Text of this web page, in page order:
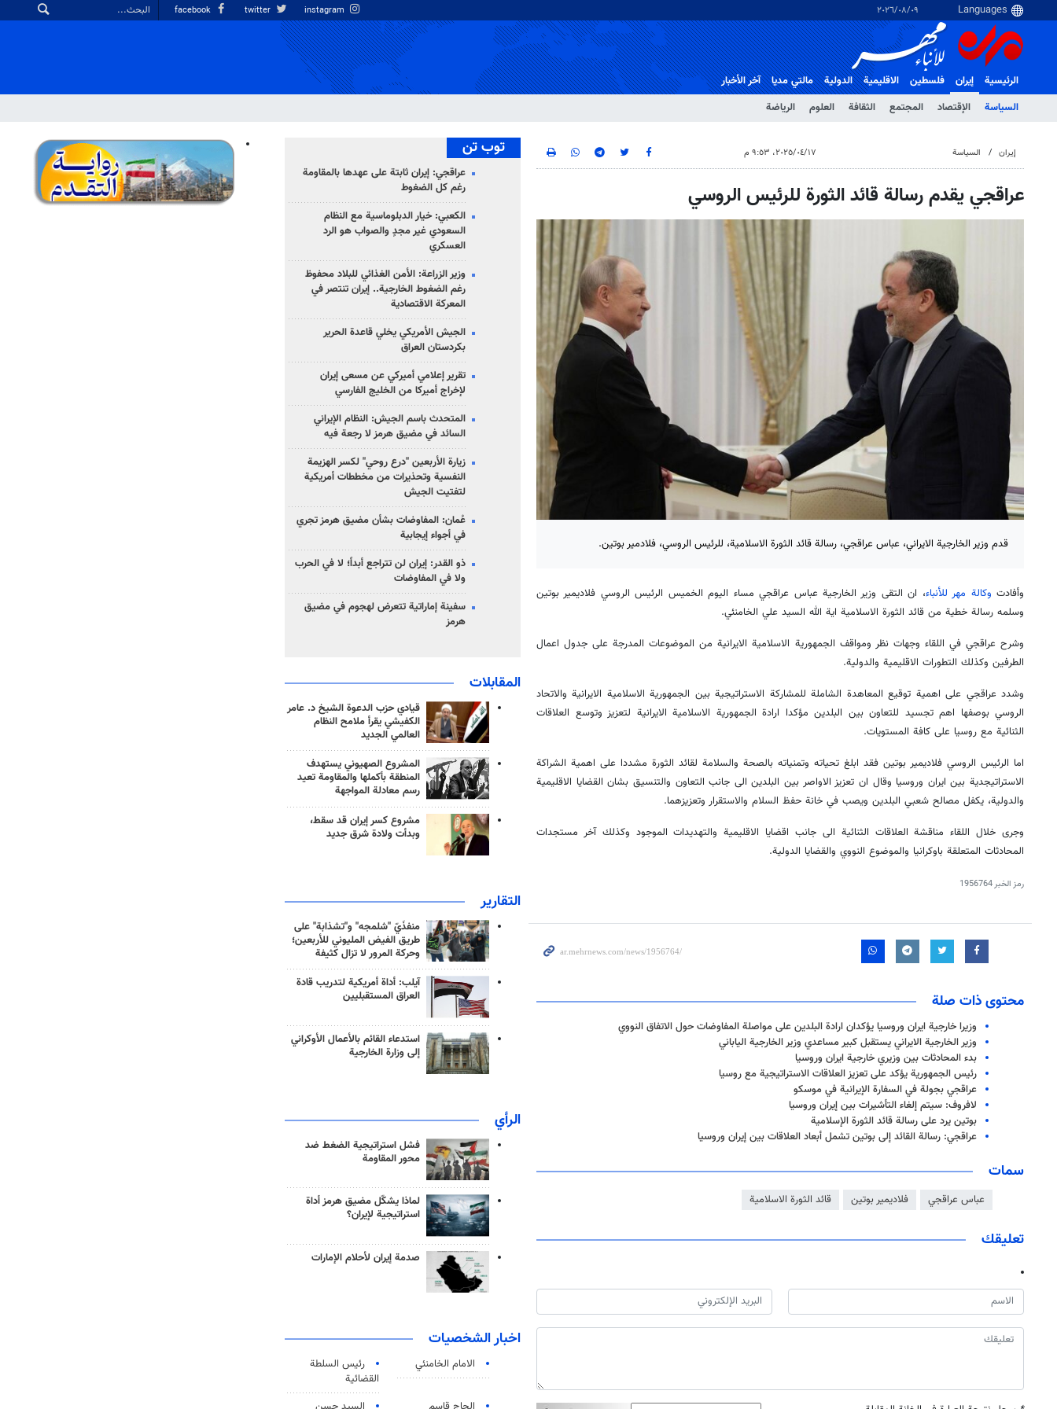
٠٩‏/٠٨‏/٢٠٢٦
الرئيسية
إيران
السياسة
الإقتصاد المجتمع الثقافة العلوم الرياضة
فلسطین الاقلیمیة الدولية مالتي مدیا آخر الأخبار
إيران السياسة ١٧‏/٠٤‏/٢٠٢٥، ٩:٥٣ م
عراقجي يقدم رسالة قائد الثورة للرئيس الروسي
قدم وزير الخارجية الايراني، عباس عراقجي، رسالة قائد الثورة الاسلامية، للرئيس الروسي، فلادمير بوتين.
وأفادت وكالة مهر للأنباء، ان التقى وزير الخارجية عباس عراقجي مساء اليوم الخميس الرئيس الروسي فلاديمير بوتين
وسلمه رسالة خطية من قائد الثورة الاسلامية اية الله السيد علي الخامنئي.
وشرح عراقجي في اللقاء وجهات نظر ومواقف الجمهورية الاسلامية الايرانية من الموضوعات المدرجة على جدول اعمال
الطرفين وكذلك التطورات الاقليمية والدولية.
وشدد عراقجي على اهمية توقيع المعاهدة الشاملة للمشاركة الاستراتيجية بين الجمهورية الاسلامية الايرانية والاتحاد
الروسي بوصفها اهم تجسيد للتعاون بين البلدين مؤكدا ارادة الجمهورية الاسلامية الايرانية لتعزيز وتوسع العلاقات
الثنائية مع روسيا على كافة المستويات.
اما الرئيس الروسي فلاديمير بوتين فقد ابلغ تحياته وتمنياته بالصحة والسلامة لقائد الثورة مشددا على اهمية الشراكة
الاستراتيجدية بين ايران وروسيا وقال ان تعزيز الاواصر بين البلدين الى جانب التعاون والتنسيق بشان القضايا الاقليمية
والدولية، يكفل مصالح شعبي البلدين ويصب في خانة حفظ السلام والاستقرار وتعزيزهما.
وجرى خلال اللقاء مناقشة العلاقات الثنائية الى جانب اقضايا الاقليمية والتهديدات الموجود وكذلك آخر مستجدات
المحادثات المتعلقة باوكرانيا والموضوع النووي والقضايا الدولية.
رمز الخبر1956764
محتوى ذات صلة
وزيرا خارجية ايران وروسيا یؤکدان ارادة البلدین على مواصلة المفاوضات حول الاتفاق النووي
وزير الخارجية الايراني يستقبل كبير مساعدي وزير الخارجية الياباني
بدء المحادثات بين وزيري خارجية ايران وروسيا
رئيس الجمهورية يؤكد على تعزيز العلاقات الاستراتيجية مع روسيا
عراقجي بجولة في السفارة الإيرانية في موسكو
لافروف: سيتم إلغاء التأشيرات بين إيران وروسيا
بوتين يرد على رسالة قائد الثورة الإسلامية
عراقجي: رسالة القائد إلى بوتين تشمل أبعاد العلاقات بين إيران وروسيا
سمات
عباس عراقجي فلاديمير بوتين قائد الثورة الاسلامية
تعليقك
توب تن
عراقجي: إيران ثابتة على عهدها بالمقاومة
رغم كل الضغوط
الكعبي: خيار الدبلوماسية مع النظام
السعودي غير مجدٍ والصواب هو الرد
العسكري
وزير الزراعة: الأمن الغذائي للبلاد محفوظ
رغم الضغوط الخارجية.. إيران تنتصر في
المعركة الاقتصادية
الجيش الأمريكي يخلي قاعدة الحرير
بكردستان العراق
تقرير إعلامي أميركي عن مسعى إيران
لإخراج أميركا من الخليج الفارسي
المتحدث باسم الجيش: النظام الإيراني
السائد في مضيق هرمز لا رجعة فيه
زيارة الأربعين "درع روحي" لكسر الهزيمة
النفسية وتحذيرات من مخططات أمريكية
لتفتيت الجيش
عُمان: المفاوضات بشأن مضيق هرمز تجري
في أجواء إيجابية
ذو القدر: إيران لن تتراجع أبداً؛ لا في الحرب
ولا في المفاوضات
سفينة إماراتية تتعرض لهجوم في مضيق
هرمز
المقابلات
قيادي حزب الدعوة الشيخ د. عامر
الكفيشي يقرأ ملامح النظام
العالمي الجديد
المشروع الصهيوني يستهدف
المنطقة بأكملها والمقاومة تعيد
رسم معادلة المواجهة
مشروع كسر إيران قد سقط،
وبدأت ولادة شرق جديد
التقارير
منفذَيّ "شلمجه" و"تشذابة" على
طريق الفيض المليوني للأربعين؛
وحركة المرور لا تزال كثيفة
آيلب: أداة أمريكية لتدريب قادة
العراق المستقبليين
استدعاء القائم بالأعمال الأوكراني
إلى وزارة الخارجية
الرأي
فشل استراتيجية الضغط ضد
محور المقاومة
لماذا يشكّل مضيق هرمز أداة
استراتيجية لإيران؟
صدمة إيران لأحلام الإمارات
اخبار الشخصيات
الامام الخامنئي
رئیس السلطة
القضائیة